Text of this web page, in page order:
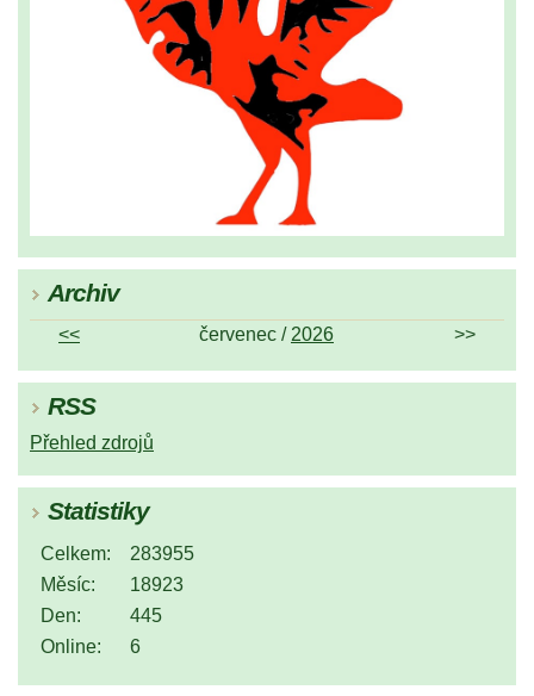
Archiv
<< červenec / 2026 >>
RSS
Přehled zdrojů
Statistiky
Online: 6
Celkem:
283955
Měsíc:
18923
Den:
445